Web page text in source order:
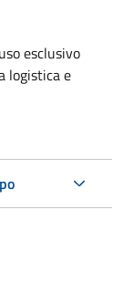
esclusivo
logistica e